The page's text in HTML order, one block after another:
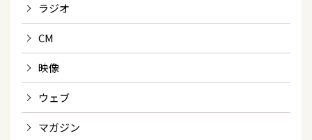
ラジオ
CM
映像
ウェブ
マガジン